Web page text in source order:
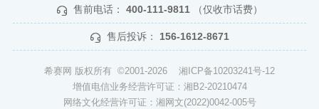
售前电话： 400-111-9811 （仅收市话费）
售后投诉： 156-1612-8671
希赛网 版权所有 ©2001-2026 湘ICP备10203241号-12
增值电信业务经营许可证：湘B2-20210474
网络文化经营许可证：湘网文(2022)0042-005号